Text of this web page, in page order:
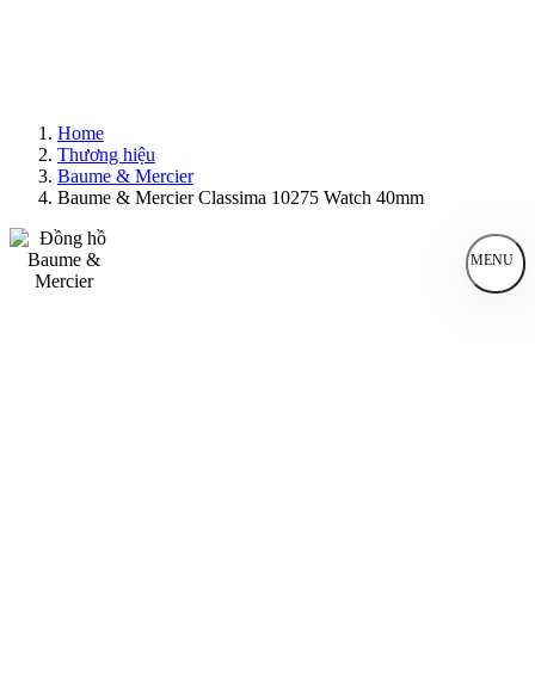
Home
Thương hiệu
Baume & Mercier
Baume & Mercier Classima 10275 Watch 40mm
MENU